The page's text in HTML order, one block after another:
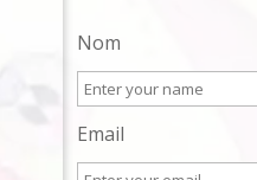
Nom
Email